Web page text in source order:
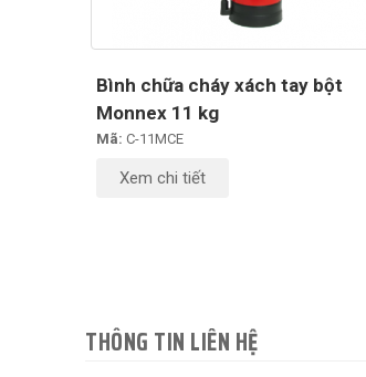
Bình chữa cháy xách tay bột
Monnex 11 kg
Mã: C-11MCE
Xem chi tiết
THÔNG TIN LIÊN HỆ